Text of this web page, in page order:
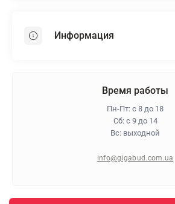
Пенопласт
Информация
Политика конфиденциальности
Время работы
Пн-Пт: с 8 до 18
Сб: с 9 до 14
Вс: выходной
info@gigabud.com.ua